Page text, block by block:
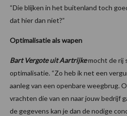
“Die blijken in het buitenland toch
dat hier dan niet?”
Optimalisatie als wapen
Bart Vergote uit Aartrijkemocht de rij
optimalisatie. “Zo heb ik net een
aanleg van een openbare weegbrug.
vrachten die van en naar jouw bedrijf
de gegevens kan je dan de nodige